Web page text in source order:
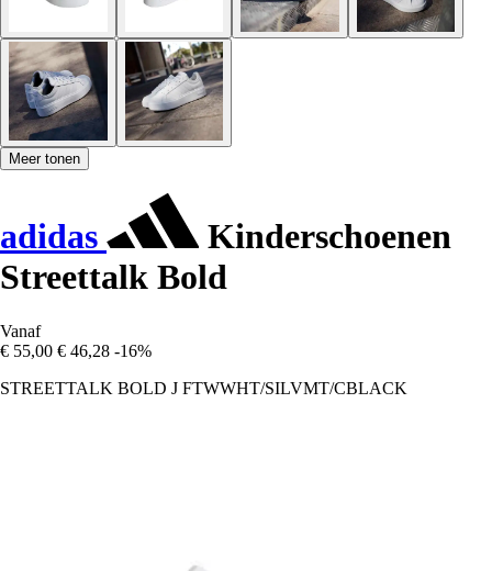
Meer tonen
adidas
Kinderschoenen
Streettalk Bold
Vanaf
€ 55,00 € 46,28 -16%
STREETTALK BOLD J FTWWHT/SILVMT/CBLACK